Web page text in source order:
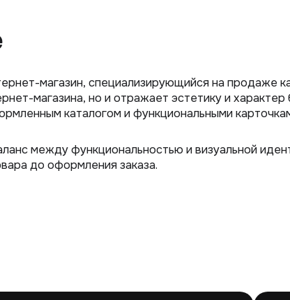
магазин, специализирующийся на продаже
магазина, но и отражает эстетику и
каталогом и функциональными
между функциональностью и визуальной
до оформления заказа.